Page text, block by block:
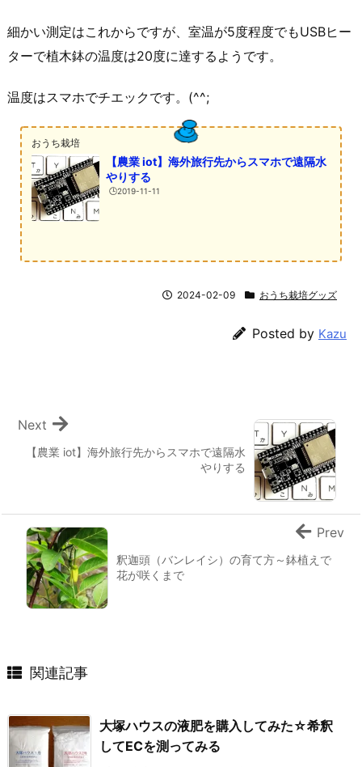
細かい測定はこれからですが、室温が5度程度でもUSBヒー
ターで植木鉢の温度は20度に達するようです。
温度はスマホでチエックです。(^^;
おうち栽培
【農業 iot】海外旅行先からスマホで遠隔水
やりする
🕒️2019-11-11
2024-02-09 おうち栽培グッズ
Posted by Kazu
【農業 iot】海外旅行先からスマホで遠隔水
やりする
Next
釈迦頭（バンレイシ）の育て方～鉢植えで
花が咲くまで
Prev
関連記事
大塚ハウスの液肥を購入してみた☆希釈
してECを測ってみる